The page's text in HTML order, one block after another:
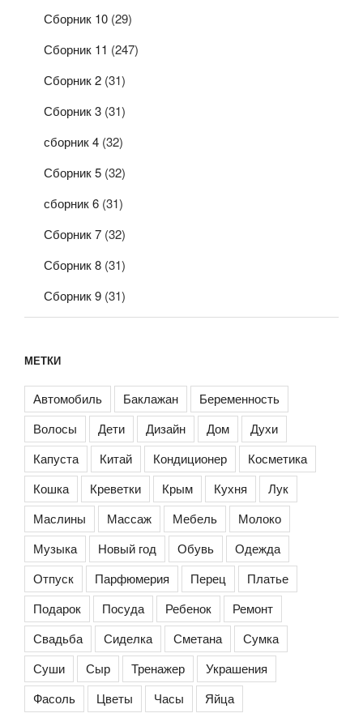
Сборник 10 (29)
Сборник 11 (247)
Сборник 2 (31)
Сборник 3 (31)
сборник 4 (32)
Сборник 5 (32)
сборник 6 (31)
Сборник 7 (32)
Сборник 8 (31)
Сборник 9 (31)
МЕТКИ
Автомобиль Баклажан
Беременность
Волосы
Дети Дизайн Дом
Духи
Капуста
Китай Кондиционер
Косметика
Кошка
Креветки Крым Кухня
Лук
Маслины
Массаж Мебель
Молоко
Музыка
Новый год Обувь
Одежда
Отпуск
Парфюмерия Перец
Платье
Подарок
Посуда Ребенок
Ремонт
Свадьба
Сиделка Сметана
Сумка
Суши
Сыр Тренажер
Украшения
Фасоль
Цветы Часы Яйца